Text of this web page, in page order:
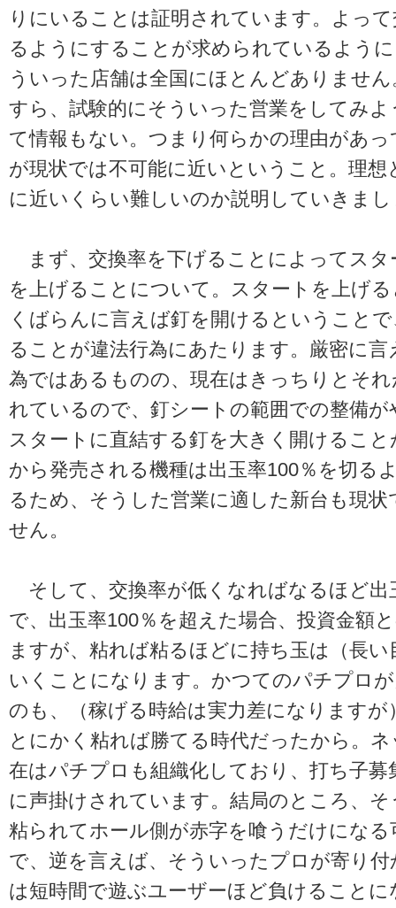
りにいることは証明されています。よっ
るようにすることが求められているよう
ういった店舗は全国にほとんどありませ
すら、試験的にそういった営業をしてみ
て情報もない。つまり何らかの理由があ
が現状では不可能に近いということ。理想
に近いくらい難しいのか説明していきま
まず、交換率を下げることによってスタ
を上げることについて。スタートを上げ
くばらんに言えば釘を開けるということ
ることが違法行為にあたります。厳密に言
為ではあるものの、現在はきっちりとそ
れているので、釘シートの範囲での整備
スタートに直結する釘を大きく開けるこ
から発売される機種は出玉率100％を切る
るため、そうした営業に適した新台も現
せん。
そして、交換率が低くなればなるほど出
で、出玉率100％を超えた場合、投資金額
ますが、粘れば粘るほどに持ち玉は（長
いくことになります。かつてのパチプロ
のも、（稼げる時給は実力差になりますが
とにかく粘れば勝てる時代だったから。
在はパチプロも組織化しており、打ち子募
に声掛けされています。結局のところ、
粘られてホール側が赤字を喰うだけにな
で、逆を言えば、そういったプロが寄り
は短時間で遊ぶユーザーほど負けることに